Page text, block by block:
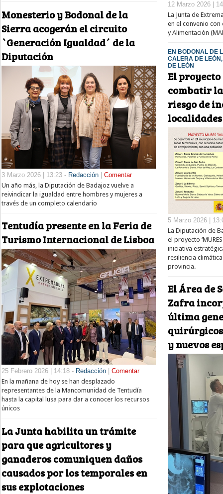
Monesterio y Bodonal de la
Sierra acogerán el circuito
`Generación Igualdad´ de la
Diputación
3 Marzo 2026 | 13:23 - Redacción
Comentar
Un año más, la Diputación de Badajoz vuelve a
reivindicar la igualdad entre hombres y mujeres a
través de un completo calendario
Tentudía presente en la Feria de
Turismo Internacional de Lisboa
25 Febrero 2026 | 14:18 - Redacción
Comentar
En la mañana de hoy se han desplazado
representantes de la Mancomunidad de Tentudía
hasta la capital lusa para dar a conocer los recursos
únicos
La Junta habilita un trámite
para que agricultores y
ganaderos comuniquen daños
causados por los temporales en
sus explotaciones
12 Marzo 2026 |
La Junta de
en el convenio con
y Alimentación
EN BODONAL DE
CALERA DE
DE LEÓN
El proyecto
combatir
riesgo de
5 Marzo 2026 |
La Diputación de
el proyecto
iniciativa
resiliencia
provincia.
El Área de
Zafra
última
y nuevos